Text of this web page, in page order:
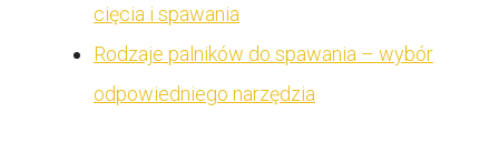
cięcia i spawania
Rodzaje palników do spawania – wybór
odpowiedniego narzędzia